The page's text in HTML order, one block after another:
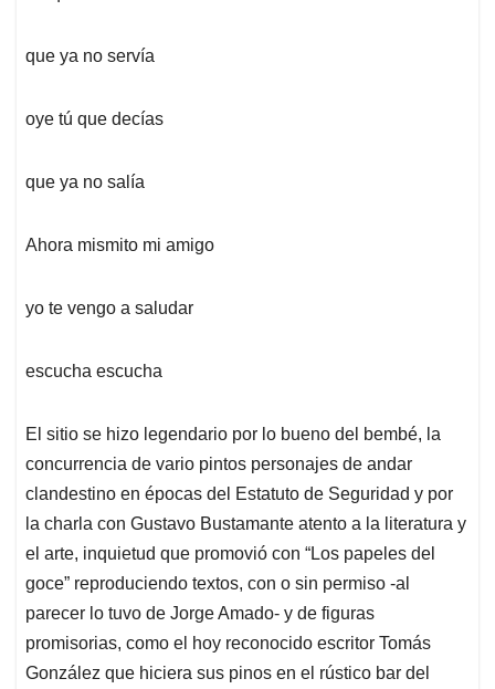
que ya no servía
oye tú que decías
que ya no salía
Ahora mismito mi amigo
yo te vengo a saludar
escucha escucha
El sitio se hizo legendario por lo bueno del bembé, la
concurrencia de vario pintos personajes de andar
clandestino en épocas del Estatuto de Seguridad y por
la charla con Gustavo Bustamante atento a la literatura y
el arte, inquietud que promovió con “Los papeles del
goce” reproduciendo textos, con o sin permiso -al
parecer lo tuvo de Jorge Amado- y de figuras
promisorias, como el hoy reconocido escritor Tomás
González que hiciera sus pinos en el rústico bar del